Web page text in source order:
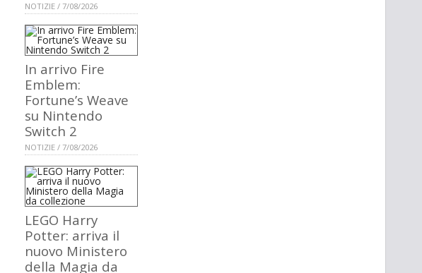
NOTIZIE / 7/08/2026
In arrivo Fire
Emblem:
Fortune’s Weave
su Nintendo
Switch 2
NOTIZIE / 7/08/2026
LEGO Harry
Potter: arriva il
nuovo Ministero
della Magia da